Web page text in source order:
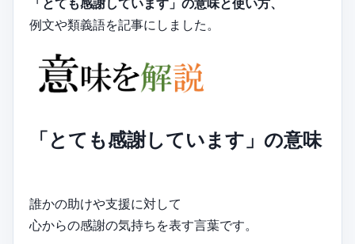
「とても感謝しています」の意味と使い方、
例文や類義語を記事にしました。
「とても感謝しています」の意味
誰かの助けや支援に対して
心からの感謝の気持ちを表す言葉です。